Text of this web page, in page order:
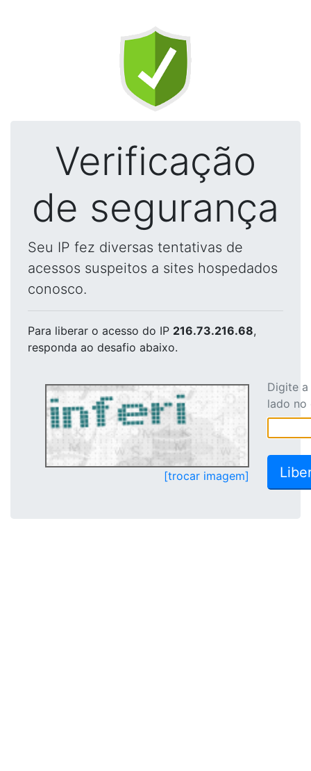
Verificação
de segurança
Seu IP fez diversas tentativas de
acessos suspeitos a sites hospedados
conosco.
Para liberar o acesso do IP 216.73.216.68,
responda ao desafio abaixo.
[trocar imagem]
Digite
lado no